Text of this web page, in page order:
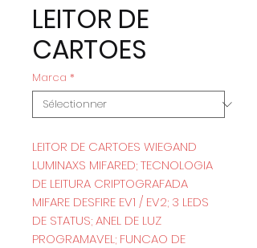
LEITOR DE
CARTOES
Marca *
LEITOR DE CARTOES WIEGAND
LUMINAXS MIFARED; TECNOLOGIA
DE LEITURA CRIPTOGRAFADA
MIFARE DESFIRE EV1 / EV2; 3 LEDS
DE STATUS; ANEL DE LUZ
PROGRAMAVEL; FUNCAO DE